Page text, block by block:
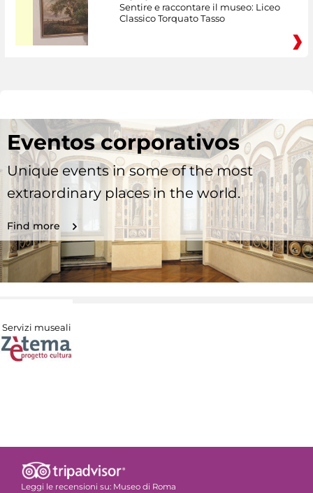
Sentire e raccontare il museo: Liceo
Classico Torquato Tasso
Eventos corporativos
Unique events in some of the most
extraordinary places in the world.
Find more
Servizi museali
Leggi le recensioni su: Museo di Roma